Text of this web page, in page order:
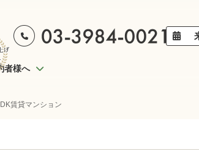
者様へ
賃貸マンション